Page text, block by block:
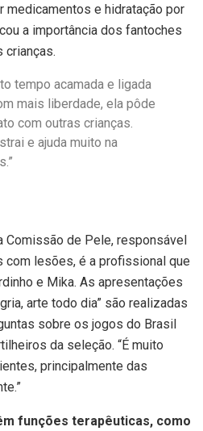
medicamentos e hidratação por
a importância dos fantoches
crianças.
tempo acamada e ligada
mais liberdade, ela pôde
com outras crianças.
e ajuda muito na
Comissão de Pele, responsável
com lesões, é a profissional que
e Mika. As apresentações
arte todo dia” são realizadas
sobre os jogos do Brasil
da seleção. “É muito
principalmente das
funções terapêuticas, como